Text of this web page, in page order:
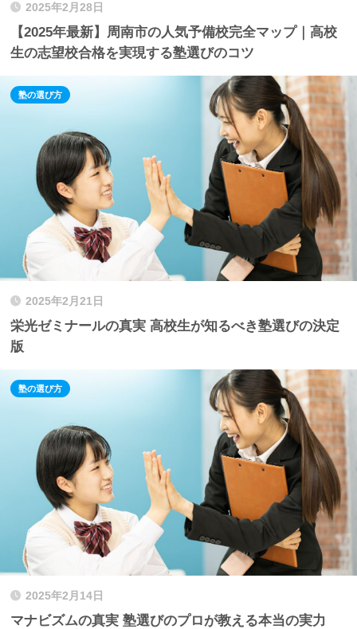
2025年2月28日
【2025年最新】周南市の人気予備校完全マップ｜高校
生の志望校合格を実現する塾選びのコツ
2025年2月21日
栄光ゼミナールの真実 高校生が知るべき塾選びの決定
版
塾の選び方
2025年2月14日
マナビズムの真実 塾選びのプロが教える本当の実力
塾の選び方